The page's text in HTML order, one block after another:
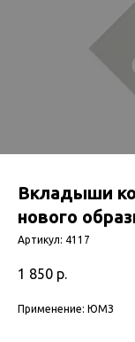
Вкладыши
нового
Артикул: 4117
1 850 р.
Применение: ЮМЗ